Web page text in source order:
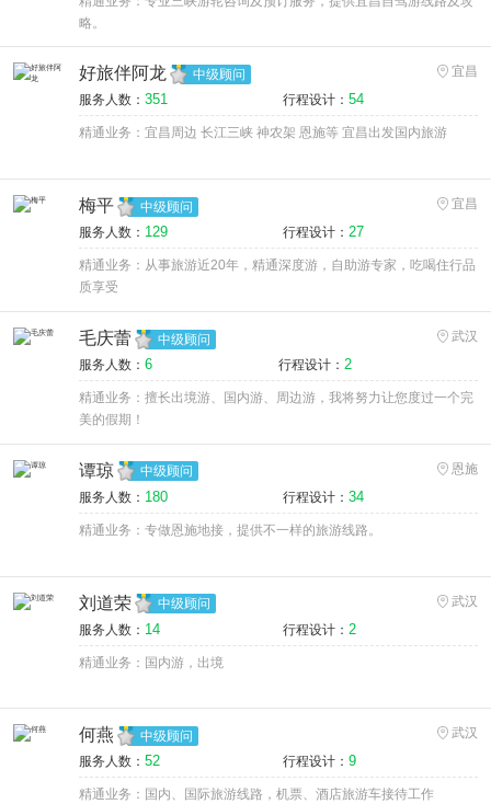
略。
好旅伴阿龙 中级顾问
宜昌
服务人数： 351 行程设计： 54
精通业务：宜昌周边 长江三峡 神农架 恩施等 宜昌出发国内旅游
梅平 中级顾问
宜昌
服务人数： 129 行程设计： 27
精通业务：从事旅游近20年，精通深度游，自助游专家，吃喝住行品
质享受
毛庆蕾 中级顾问
武汉
服务人数： 6 行程设计： 2
精通业务：擅长出境游、国内游、周边游，我将努力让您度过一个完
美的假期！
谭琼 中级顾问
恩施
服务人数： 180 行程设计： 34
精通业务：专做恩施地接，提供不一样的旅游线路。
刘道荣 中级顾问
武汉
服务人数： 14 行程设计： 2
精通业务：国内游，出境
何燕 中级顾问
武汉
服务人数： 52 行程设计： 9
精通业务：国内、国际旅游线路，机票、酒店旅游车接待工作